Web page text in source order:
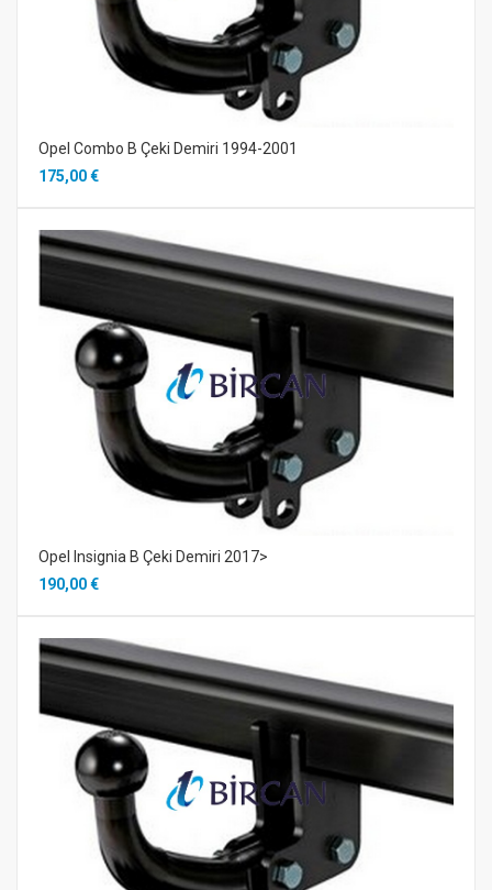
Opel Combo B Çeki Demiri 1994-2001
175,00 €
Opel Insignia B Çeki Demiri 2017>
190,00 €